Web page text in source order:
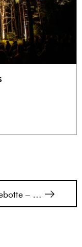
Jean-Michel Caillebotte – Cie Star Pilot